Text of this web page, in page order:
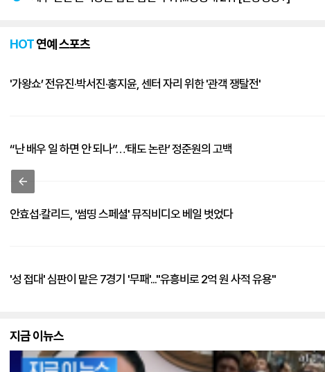
HOT연예 스포츠
'가왕쇼’ 전유진·박서진·홍지윤, 센터 자리 위한 '관객 쟁탈전'
“난 배우 일 하면 안 되나”…‘태도 논란’ 정준원의 고백
안효섭·칼리드, '썸띵 스페셜' 뮤직비디오 베일 벗었다
'성 접대' 심판이 맡은 7경기 '무패'..."유흥비로 2억 원 사적 유용"
지금 이뉴스